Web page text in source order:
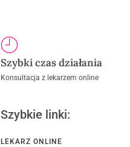
Szybki czas działania
Konsultacja z lekarzem online
Szybkie linki:
LEKARZ ONLINE